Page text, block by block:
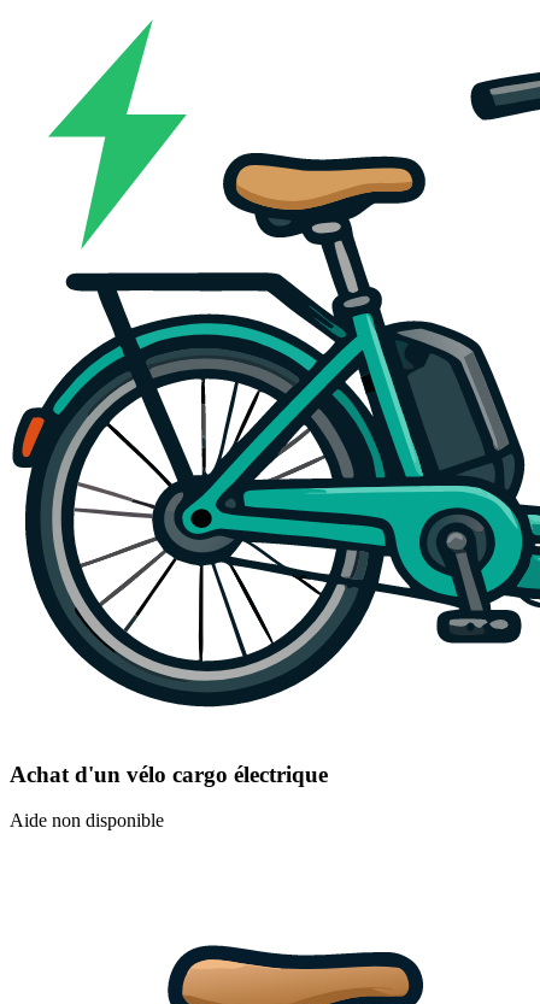
Achat d'un vélo cargo électrique
Aide non disponible